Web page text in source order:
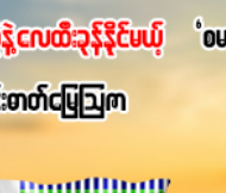
ာဂါဒဏ်၊ရာသီဥတုဒဏ်ခံနို
က် လိုအပ်တဲ့အာဟာရဓာတ်ဖ
ာခြင်း၊မြေဆီလွှာဖွဲ့စည်းပုံ
ာဖြစ်ပါတယ်။ စပါးအပါအဝ
ာ့ တစ်မျိုးတည်းနဲ့ အားလုံး
ြီးထွားအောင် ဖန်းလင့်ရဲ့ #